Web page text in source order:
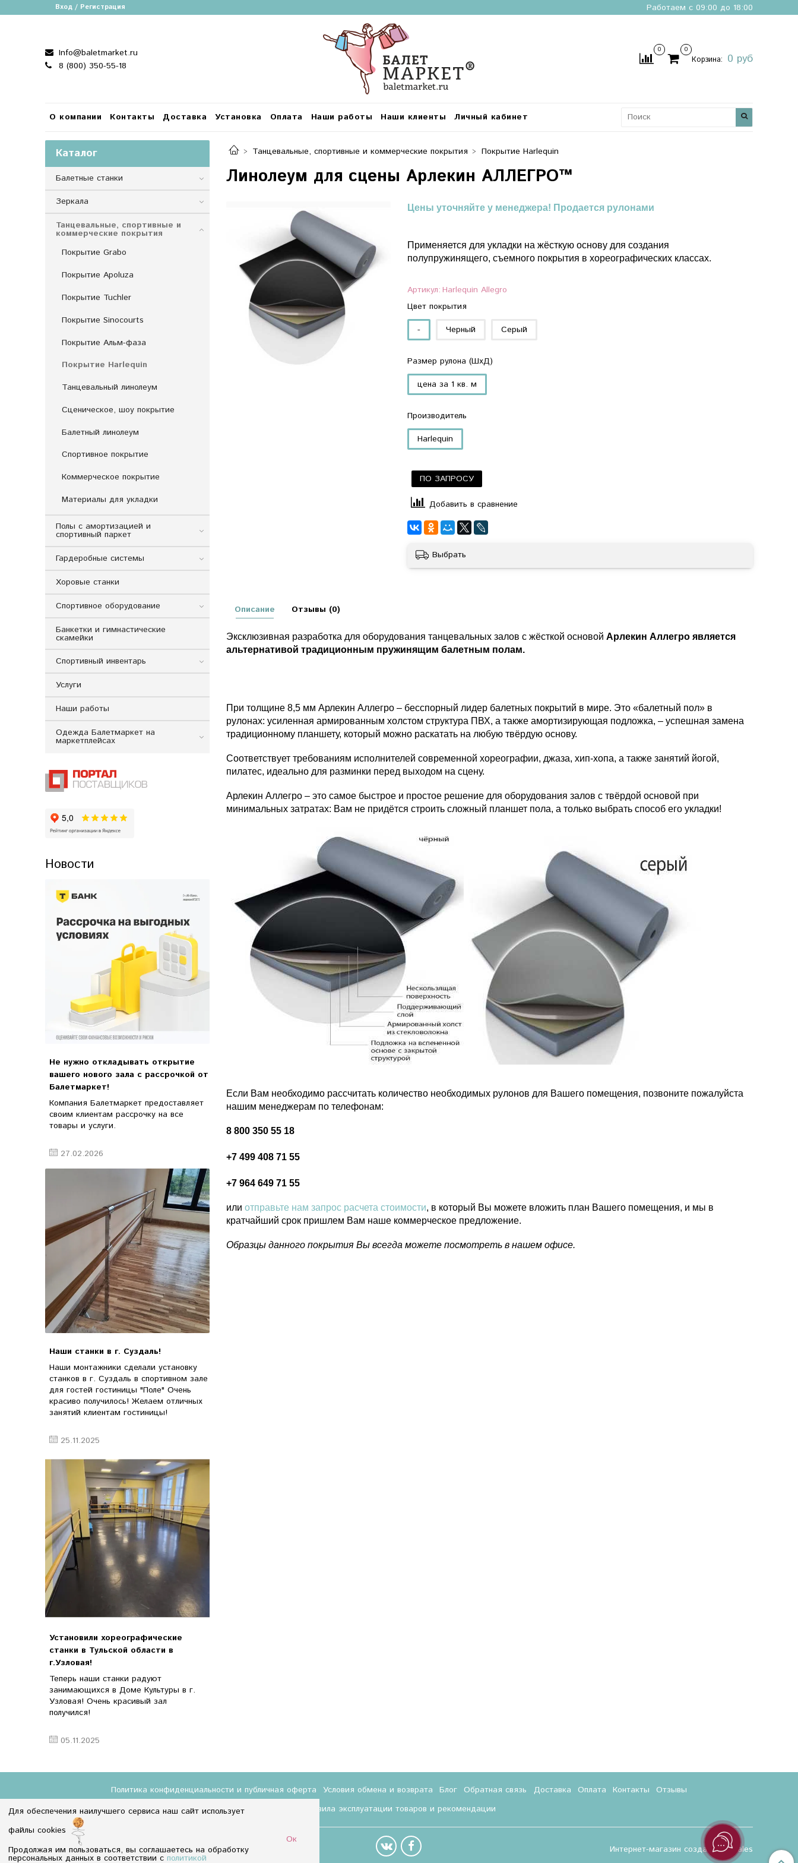
Вход / Регистрация Работаем с 09:00 до 18:00
Info@baletmarket.ru
8 (800) 350-55-18
0 0
Корзина: 0 руб
О компании Контакты Доставка Установка Оплата Наши работы Наши клиенты Личный кабинет
Танцевальные, спортивные и коммерческие покрытия Покрытие Harlequin
Линолеум для сцены Арлекин АЛЛЕГРО™
Цены уточняйте у менеджера! Продается рулонами
Применяется для укладки на жёсткую основу для создания
полупружинящего, съемного покрытия в хореографических классах.
Артикул: Harlequin Allegro
Цвет покрытия
-
Черный Серый
Размер рулона (ШхД)
цена за 1 кв. м
Производитель
Harlequin
ПО ЗАПРОСУ
Добавить в сравнение
Выбрать
Описание
Эксклюзивная разработка для оборудования танцевальных залов с жёсткой основой Арлекин Аллегро является
альтернативой традиционным пружинящим балетным полам.
При толщине 8,5 мм Арлекин Аллегро – бесспорный лидер балетных покрытий в мире. Это «балетный пол» в
рулонах: усиленная армированным холстом структура ПВХ, а также амортизирующая подложка, – успешная замена
традиционному планшету, который можно раскатать на любую твёрдую основу.
Соответствует требованиям исполнителей современной хореографии, джаза, хип-хопа, а также занятий йогой,
пилатес, идеально для разминки перед выходом на сцену.
Арлекин Аллегро – это самое быстрое и простое решение для оборудования залов с твёрдой основой при
минимальных затратах: Вам не придётся строить сложный планшет пола, а только выбрать способ его укладки!
Если Вам необходимо рассчитать количество необходимых рулонов для Вашего помещения, позвоните пожалуйста
нашим менеджерам по телефонам:
8 800 350 55 18
+7 499 408 71 55
+7 964 649 71 55
или отправьте нам запрос расчета стоимости, в который Вы можете вложить план Вашего помещения, и мы в
кратчайший срок пришлем Вам наше коммерческое предложение.
Образцы данного покрытия Вы всегда можете посмотреть в нашем офисе.
Отзывы (0)
Каталог
Балетные станки
Зеркала
Танцевальные, спортивные и
коммерческие покрытия
Покрытие Grabo
Покрытие Apoluza
Покрытие Tuchler
Покрытие Sinocourts
Покрытие Альм-фаза
Покрытие Harlequin
Танцевальный линолеум
Сценическое, шоу покрытие
Балетный линолеум
Спортивное покрытие
Коммерческое покрытие
Материалы для укладки
Полы с амортизацией и
спортивный паркет
Гардеробные системы
Хоровые станки
Спортивное оборудование
Банкетки и гимнастические
скамейки
Спортивный инвентарь
Услуги
Наши работы
Одежда Балетмаркет на
маркетплейсах
Новости
Не нужно откладывать открытие
вашего нового зала с рассрочкой от
Балетмаркет!
Компания Балетмаркет предоставляет
своим клиентам рассрочку на все
товары и услуги.
27.02.2026
Наши станки в г. Суздаль!
Наши монтажники сделали установку
станков в г. Суздаль в спортивном зале
для гостей гостиницы "Поле" Очень
красиво получилось! Желаем отличных
занятий клиентам гостиницы!
25.11.2025
Установили хореографические
станки в Тульской области в
г.Узловая!
Теперь наши станки радуют
занимающихся в Доме Культуры в г.
Узловая! Очень красивый зал
получился!
05.11.2025
Политика конфиденциальности и публичная оферта Условия обмена и возврата Блог Обратная связь Доставка Оплата Контакты
Отзывы
Правила эксплуатации товаров и рекомендации
8 (800) 350-55-18
Info@baletmarket.ru
Интернет-магазин создан на InSales
Для обеспечения наилучшего сервиса наш сайт использует
файлы cookies
Продолжая им пользоваться, вы соглашаетесь на обработку
персональных данных в соответствии с политикой
Ок